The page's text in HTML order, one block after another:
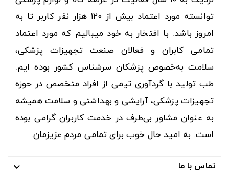
توانسته مورد اعتماد بیش از ۱۲۰ هزار نفر کاربر تا به
امروز باشد. با افتخار به خود میبالیم که مورد اعتماد
تمامی کابران و فعالان صنعت تجهیزات پزشکی،
سلامت به‌خصوص پزشکان سرشناس کشور بوده ایم.
طب تولید با گردآوری تیمی از افراد متخصص در حوزه
تجهیزات پزشکی، آرایشی و بهداشتی و سلامت همیشه
به عنوان مشاور بی‌طرف در خدمت کاربران گرامی بوده
است. به امید حال خوب برای تمامی مردم عزیزمان.
تماس با ما 